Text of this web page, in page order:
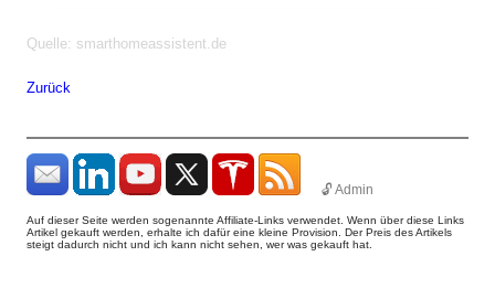
Quelle: smarthomeassistent.de
Zurück
🔓 Admin
Auf dieser Seite werden sogenannte Affiliate-Links verwendet. Wenn über diese Links
Artikel gekauft werden, erhalte ich dafür eine kleine Provision. Der Preis des Artikels
steigt dadurch nicht und ich kann nicht sehen, wer was gekauft hat.